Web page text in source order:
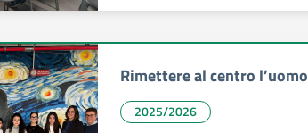
Rimettere al centro l’uomo
2025/2026